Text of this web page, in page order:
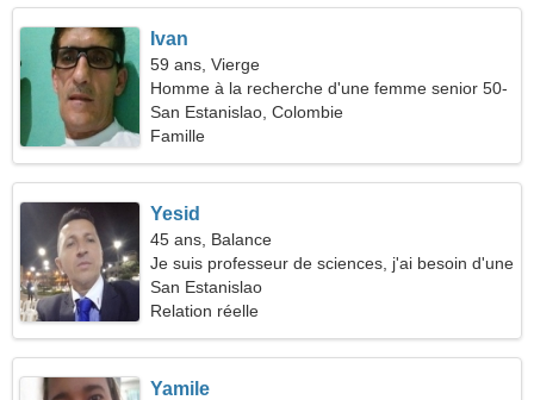
Ivan
59 ans, Vierge
Homme à la recherche d'une femme senior 50-
55
San Estanislao, Colombie
Famille
Yesid
45 ans, Balance
Je suis professeur de sciences, j'ai besoin d'une
femme passionnée
San Estanislao
Relation réelle
Yamile